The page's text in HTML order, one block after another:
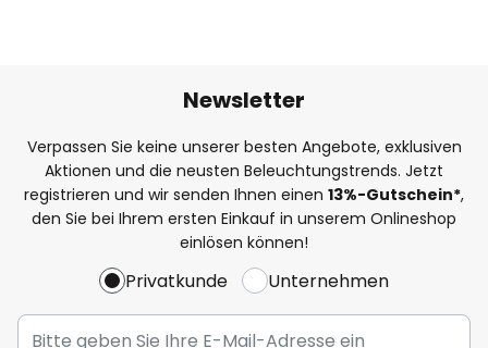
Newsletter
Verpassen Sie keine unserer besten Angebote, exklusiven
Aktionen und die neusten Beleuchtungstrends. Jetzt
registrieren und wir senden Ihnen einen 13%-Gutschein*,
den Sie bei Ihrem ersten Einkauf in unserem Onlineshop
einlösen können!
Privatkunde Unternehmen